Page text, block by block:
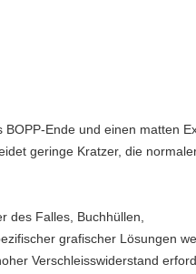
Ende und einen matten
geringe Kratzer, die
des Falles, Buchhüllen,
grafischer Lösungen
Verschleisswiderstand